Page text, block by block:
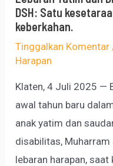
DSH: Satu
keberkahan.
Tinggalkan Komentar
Harapan
Klaten, 4 Juli 2025 —
awal tahun baru
anak yatim dan
disabilitas,
lebaran harapan,